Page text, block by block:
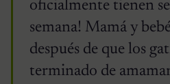
oficialmente tienen
semana! Mamá y
después de que los
terminado de